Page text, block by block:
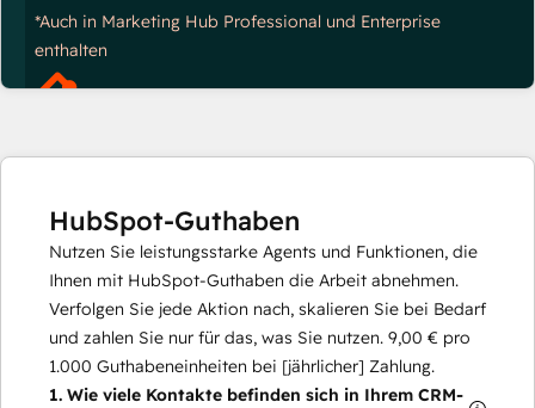
*Auch in Marketing Hub Professional und Enterprise
enthalten
HubSpot-Guthaben
Nutzen Sie leistungsstarke Agents und Funktionen, die
Ihnen mit HubSpot-Guthaben die Arbeit abnehmen.
Verfolgen Sie jede Aktion nach, skalieren Sie bei Bedarf
und zahlen Sie nur für das, was Sie nutzen. 9,00 € pro
1.000 Guthabeneinheiten bei [jährlicher] Zahlung.
1. Wie viele Kontakte befinden sich in Ihrem CRM-